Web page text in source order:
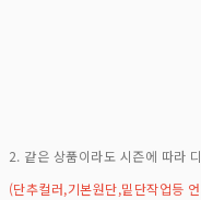
2. 같은 상품이라도 시즌에 따라
(단추컬러,기본원단,밑단작업등